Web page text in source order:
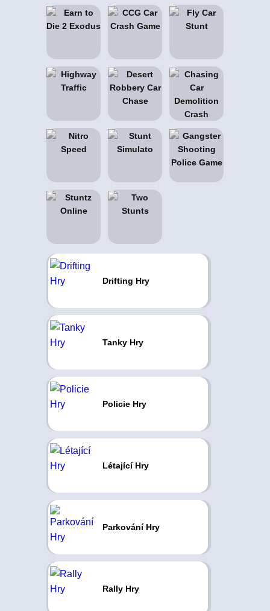
Drifting Hry
Tanky Hry
Policie Hry
Létající Hry
Parkování Hry
Rally Hry